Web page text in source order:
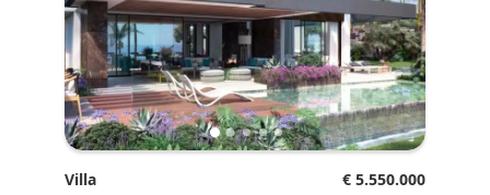
Villa
€ 5.550.000